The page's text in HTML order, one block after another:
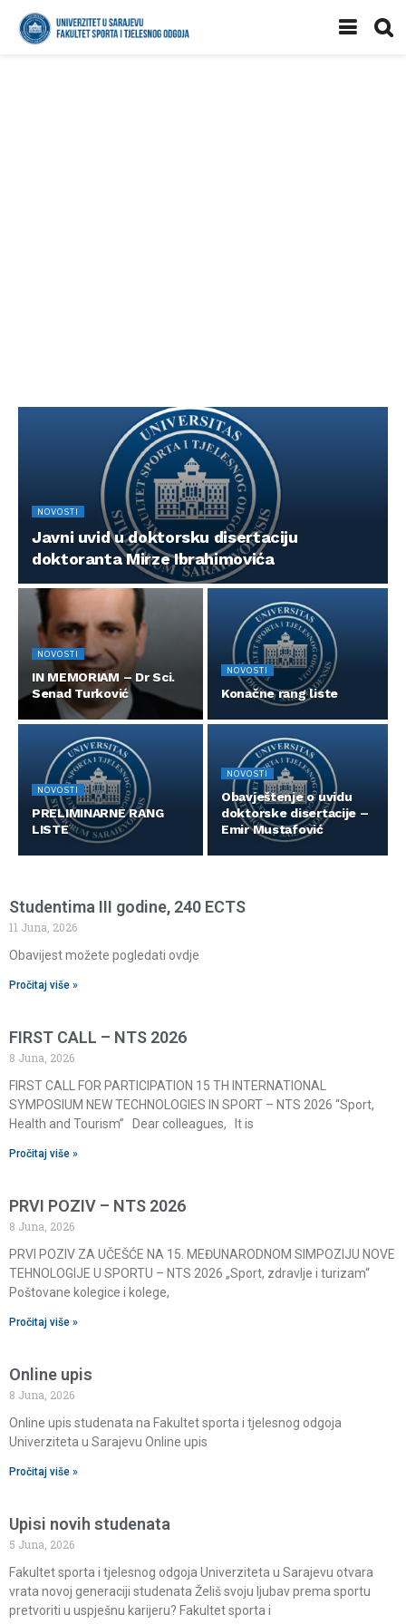
NOVOSTI
Javni uvid u doktorsku disertaciju
doktoranta Mirze Ibrahimovića
NOVOSTI
IN MEMORIAM – Dr Sci.
Senad Turković
NOVOSTI
Konačne rang liste
NOVOSTI
PRELIMINARNE RANG
LISTE
NOVOSTI
Obavještenje o uvidu
doktorske disertacije –
Emir Mustafović
Studentima III godine, 240 ECTS
11 Juna, 2026
Obavijest možete pogledati ovdje
Pročitaj više »
FIRST CALL – NTS 2026
8 Juna, 2026
FIRST CALL FOR PARTICIPATION 15 TH INTERNATIONAL
SYMPOSIUM NEW TECHNOLOGIES IN SPORT – NTS 2026 “Sport,
Health and Tourism” Dear colleagues, It is
Pročitaj više »
PRVI POZIV – NTS 2026
8 Juna, 2026
PRVI POZIV ZA UČEŠĆE NA 15. MEĐUNARODNOM SIMPOZIJU NOVE
TEHNOLOGIJE U SPORTU – NTS 2026 „Sport, zdravlje i turizam“
Poštovane kolegice i kolege,
Pročitaj više »
Online upis
8 Juna, 2026
Online upis studenata na Fakultet sporta i tjelesnog odgoja
Univerziteta u Sarajevu Online upis
Pročitaj više »
Upisi novih studenata
5 Juna, 2026
Fakultet sporta i tjelesnog odgoja Univerziteta u Sarajevu otvara
vrata novoj generaciji studenata Želiš svoju ljubav prema sportu
pretvoriti u uspješnu karijeru? Fakultet sporta i